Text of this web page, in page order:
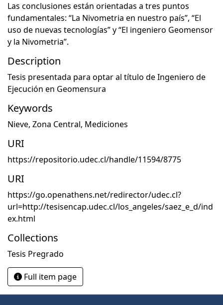
Las conclusiones están orientadas a tres puntos
fundamentales: “La Nivometria en nuestro país”, “El
uso de nuevas tecnologías” y “El ingeniero Geomensor
y la Nivometria”.
Description
Tesis presentada para optar al título de Ingeniero de
Ejecución en Geomensura
Keywords
Nieve, Zona Central, Mediciones
URI
https://repositorio.udec.cl/handle/11594/8775
URI
https://go.openathens.net/redirector/udec.cl?
url=http://tesisencap.udec.cl/los_angeles/saez_e_d/ind
ex.html
Collections
Tesis Pregrado
Full item page